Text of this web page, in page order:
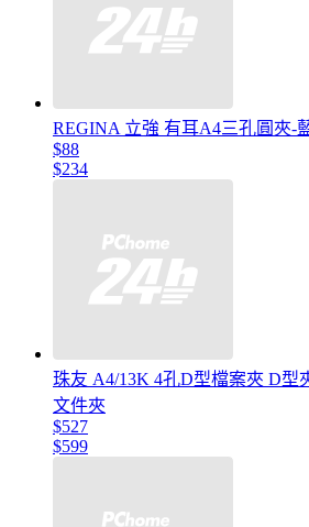
REGINA 立強 有耳A4三孔圓夾-
$88
$234
珠友 A4/13K 4孔D型檔案夾 D型
文件夾
$527
$599